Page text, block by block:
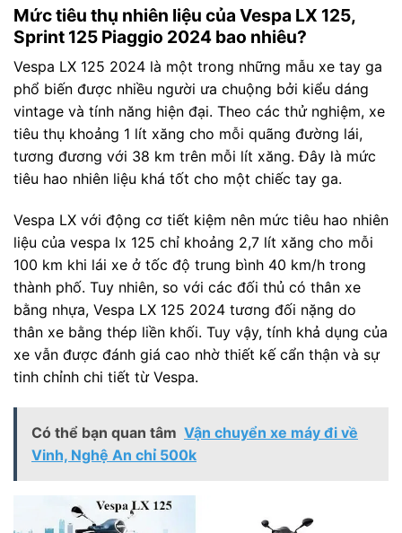
Mức tiêu thụ nhiên liệu của Vespa LX 125,
Sprint 125 Piaggio 2024 bao nhiêu?
Vespa LX 125 2024 là một trong những mẫu xe tay ga
phổ biến được nhiều người ưa chuộng bởi kiểu dáng
vintage và tính năng hiện đại. Theo các thử nghiệm, xe
tiêu thụ khoảng 1 lít xăng cho mỗi quãng đường lái,
tương đương với 38 km trên mỗi lít xăng. Đây là mức
tiêu hao nhiên liệu khá tốt cho một chiếc tay ga.
Vespa LX với động cơ tiết kiệm nên mức tiêu hao nhiên
liệu của vespa lx 125 chỉ khoảng 2,7 lít xăng cho mỗi
100 km khi lái xe ở tốc độ trung bình 40 km/h trong
thành phố. Tuy nhiên, so với các đối thủ có thân xe
bằng nhựa, Vespa LX 125 2024 tương đối nặng do
thân xe bằng thép liền khối. Tuy vậy, tính khả dụng của
xe vẫn được đánh giá cao nhờ thiết kế cẩn thận và sự
tinh chỉnh chi tiết từ Vespa.
Có thể bạn quan tâm Vận chuyển xe máy đi về
Vinh, Nghệ An chỉ 500k